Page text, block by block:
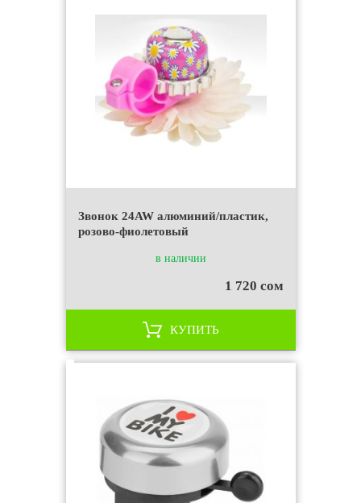
Звонок 24AW алюминий/пластик,
розово-фиолетовый
в наличии
1 720 сом
КУПИТЬ